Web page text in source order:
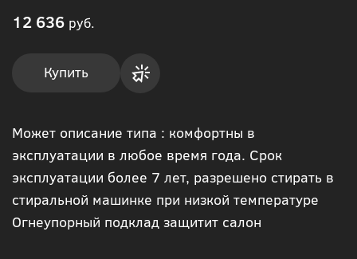
12 636 руб.
Купить
в 1
клик
Может описание типа : комфортны в
эксплуатации в любое время года. Срок
эксплуатации более 7 лет, разрешено стирать в
стиральной машинке при низкой температуре
Огнеупорный подклад защитит салон